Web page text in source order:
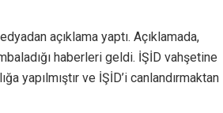
açıklama yaptı. Açıklamada,
haberleri geldi. İŞİD vahşetine
yapılmıştır ve İŞİD’i canlandırmaktan